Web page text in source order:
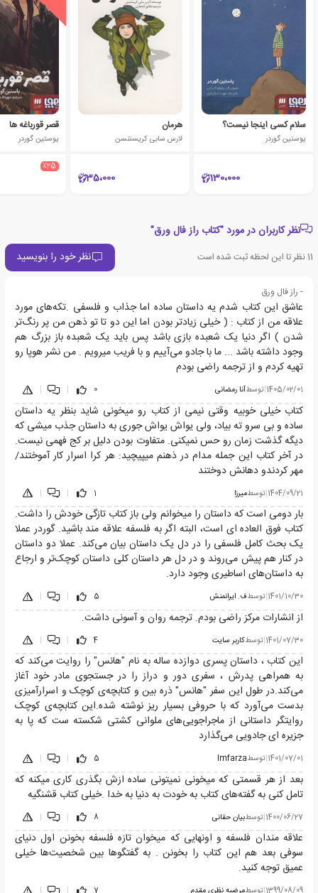
سلام کسی اینجا نیست؟
یوستین گوردر
130،000
هرمان
لارس سابی کریستنسن
35،000
قصر قورباغه ها
یوستین گوردر
٪25
نظر کاربران در مورد "کتاب راز فال ورق"
11نظر تا این لحظه ثبت شده است نظر خود را بنویسید
- راز فال ورق
عاشق این کتاب شدم یه داستان ساده اما جذاب و فلسفی .تکه‌های مورد
علاقه من از کتاب : ( خیلی زیاد‌تر بودن اما این دو تا تو ذهن من پر رنگ‌تر
شدن ) اگر دنیا یک شعبده بازی باشد پس باید یک شعبده باز بزرگ هم
وجود داشته باشد ... ما با جادو می‌آییم و با فریب میرویم . من نشر هوپا رو
تهیه کردم و از ترجمه راضی بودم
1405/02/01
|توسطآنا رمضانی 0
|
|
کتاب خیلی خوبیه وقتی نیمی از کتاب رو میخونی شاید بنظر یه داستان
ساده و بی سرو ته بیاد، ولی یواش یواش جوری به داستان جذب میشی که
دیگه گذشت زمان رو حس نمیکنی. متفاوت بودن دلیل بر کج فهمی نیست.
در آخر کتاب این جمله مدام در ذهنم میپیچید: هر کرا اسرار کار آموختند/
مهر کردندو دهانش دوختند
1404/09/21
|توسطمیرزا 1
|
|
بار دومی است که داستان را میخوانم ولی باز کتاب تازگی خودش را داشت.
کتاب فوق العاده ای است، البته اگر به فلسفه علاقه مند باشید. گوردر عملا
یک بحث کامل فلسفی را در دل یک داستان بیان می‌کند. عملا دو داستان
در کنار هم پیش می‌روند و در دل هر داستان کلی داستان کوچک‌تر و ارجاع
به داستان‌های اساطیری وجود دارد.
1401/10/30
|توسطف. ایرانمنش 5
|
|
از انشارات مرکز راضی بودم. ترجمه روان و آسونی داشت.
1401/07/30
|توسطکاربر سایت 4
|
|
این کتاب ، داستان پسری دوازده ساله به نام "هانس" را روایت می‌کند که
به همراهی پدرش ، سفری دور و دراز را در جستجوی مادر خود آغاز
می‌کند.در طول این سفر "هانس" ذره بین و کتابچه‌ی کوچک و اسرارآمیزی
بدست می‌آورد که با حروفی بسیار ریز نوشته شده.این کتابچه‌ی کوچک
روایتگر داستانی از ماجراجویی‌های ملوانی کشتی شکسته ست که پا به
جزیره ای جادویی می‌گذارد
1401/07/01
|توسطImfarza
5
|
|
بعد از هر قسمتی که میخونی نمیتونی ساده ازش بگذری کاری میکنه که
تامل کنی به گفته‌های کتاب به خودت به دنیا به خدا .خیلی کتاب قشنگیه
1400/06/27
|توسطبیان حقانی 8
|
|
علاقه مندان فلسفه و اونهایی که میخوان تازه فلسفه بخونن اول دنیای
سوفی بعد هم این کتاب را بخونن . به گفتگوها بین شخصیت‌ها خیلی
عمیق توجه کنید.